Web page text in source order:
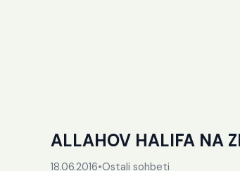
ALLAHOV HALIFA NA
18.06.2016•Ostali sohbeti